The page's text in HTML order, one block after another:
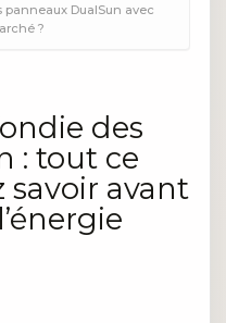
DualSun avec
?
des
: tout ce
savoir avant